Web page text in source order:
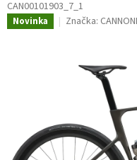
CAN00101903_7_1
Novinka Značka: